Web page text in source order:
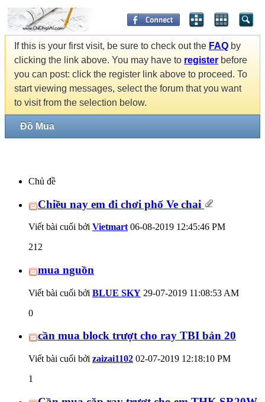
If this is your first visit, be sure to check out the FAQ by
clicking the link above. You may have to register before
you can post: click the register link above to proceed. To
start viewing messages, select the forum that you want
to visit from the selection below.
Đồ Mua
Chủ đề
Chiều nay em đi chơi phố Ve chai
Viết bài cuối bởi Vietmart 06-08-2019 12:45:46 PM
212
mua nguồn
Viết bài cuối bởi BLUE SKY 29-07-2019 11:08:53 AM
0
cần mua block trượt cho ray TBI bản 20
Viết bài cuối bởi zaizai1102 02-07-2019 12:18:10 PM
1